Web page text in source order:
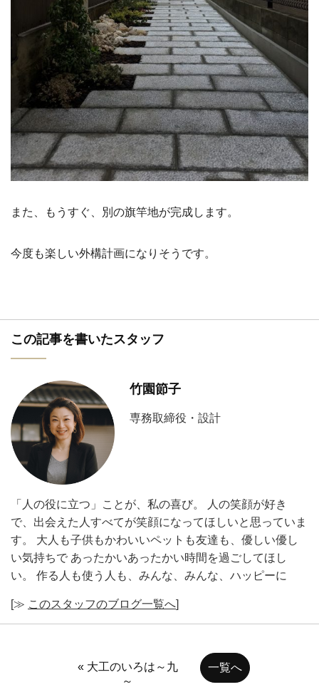
また、もうすぐ、別の旗竿地が完成します。
今度も楽しい外構計画になりそうです。
この記事を書いたスタッフ
竹園節子
専務取締役・設計
「人の役に立つ」ことが、私の喜び。 人の笑顔が好き
で、出会えた人すべてが笑顔になってほしいと思っていま
す。 大人も子供もかわいいペットも友達も、優しい優し
い気持ちで あったかいあったかい時間を過ごしてほし
い。 作る人も使う人も、みんな、みんな、ハッピーに
[≫ このスタッフのブログ一覧へ]
« 大工のいろは～九
～
一覧へ